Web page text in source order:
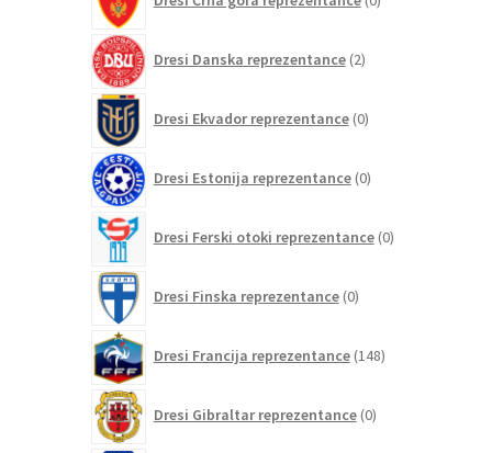
izdelkov
Dresi Danska reprezentance 2izdelka
Dresi Ekvador reprezentance 0izdelkov
Dresi Estonija reprezentance 0izdelkov
Dresi Ferski otoki reprezentance 0izdelkov
Dresi Finska reprezentance 0izdelkov
Dresi Francija reprezentance 148izdelkov
Dresi Gibraltar reprezentance 0izdelkov